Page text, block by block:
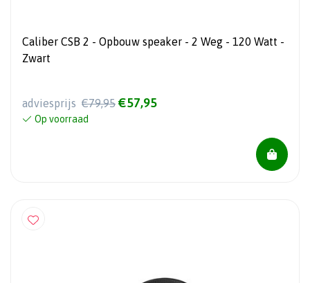
Caliber CSB 2 - Opbouw speaker - 2 Weg - 120 Watt -
Zwart
adviesprijs €79,95 €57,95
Op voorraad